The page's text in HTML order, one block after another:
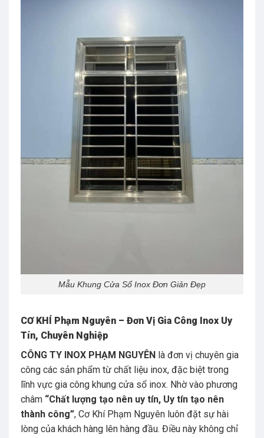
Mẫu Khung Cửa Sổ Inox Đơn Giản Đẹp
CƠ KHÍ Phạm Nguyên – Đơn Vị Gia Công Inox Uy
Tín, Chuyên Nghiệp
CÔNG TY INOX PHẠM NGUYÊN là đơn vị chuyên gia
công các sản phẩm từ chất liệu inox, đặc biệt trong
lĩnh vực gia công khung cửa sổ inox. Nhờ vào phương
châm “Chất lượng tạo nên uy tín, Uy tín tạo nên
thành công”, Cơ Khí Phạm Nguyên luôn đặt sự hài
lòng của khách hàng lên hàng đầu. Điều này không chỉ